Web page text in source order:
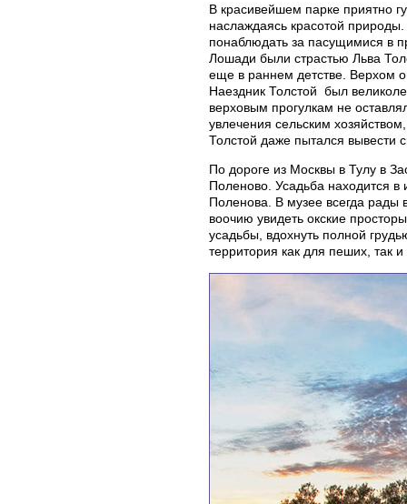
В красивейшем парке приятно
наслаждаясь красотой
понаблюдать за пасущимися в
Лошади были страстью Льва
еще в раннем детстве. Верхом
Наездник Толстой был
верховым прогулкам не
увлечения сельским
Толстой даже пытался вывести
По дороге из Москвы в Тулу в
Поленово. Усадьба находится
Поленова. В музее всегда рады
воочию увидеть окские
усадьбы, вдохнуть полной
территория как для пеших, так